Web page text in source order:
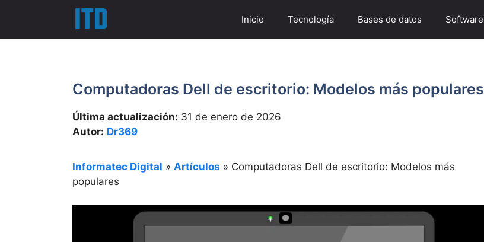
contenido
Inicio Tecnología Bases de datos Software
Computadoras Dell de escritorio: Modelos más populares
Última actualización: 31 de enero de 2026
Autor: Dr369
Informatec Digital » Artículos » Computadoras Dell de escritorio: Modelos más
populares